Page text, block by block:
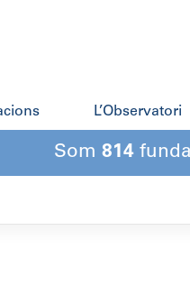
L’Observatori
Som 814